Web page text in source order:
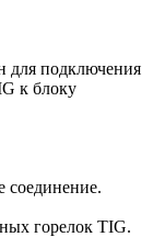
для подключения
к блоку
соединение.
горелок TIG.